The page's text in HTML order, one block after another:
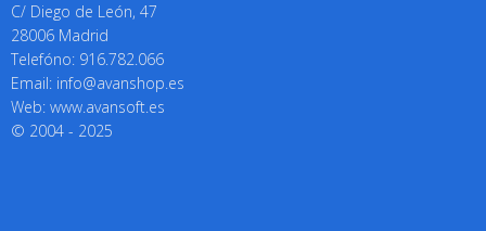
C/ Diego de León, 47
28006 Madrid
Telefóno: 916.782.066
Email: info@avanshop.es
Web: www.avansoft.es
© 2004 - 2025